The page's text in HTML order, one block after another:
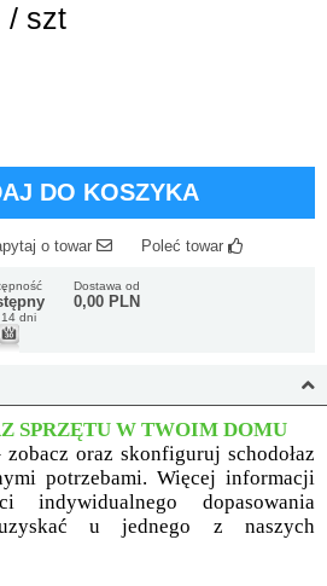
/ szt
DO KOSZYKA
o towar Poleć towar
dni
Dostawa od
0,00 PLN
SPRZĘTU W TWOIM DOMU
zobacz oraz skonfiguruj schodołaz
potrzebami. Więcej informacji
indywidualnego dopasowania
uzyskać u jednego z naszych